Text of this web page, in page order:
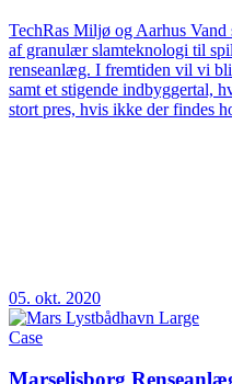
TechRas Miljø og Aarhus Vand
af granulær slamteknologi til
renseanlæg. I fremtiden vil vi
samt et stigende indbyggertal,
stort pres, hvis ikke der findes
05. okt. 2020
Case